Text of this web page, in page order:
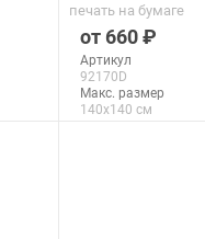
печать на бумаге
660
Артикул
92170D
Макс. размер
140x140 см